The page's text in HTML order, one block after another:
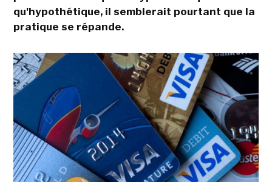
qu'hypothétique, il semblerait pourtant que la
pratique se répande.